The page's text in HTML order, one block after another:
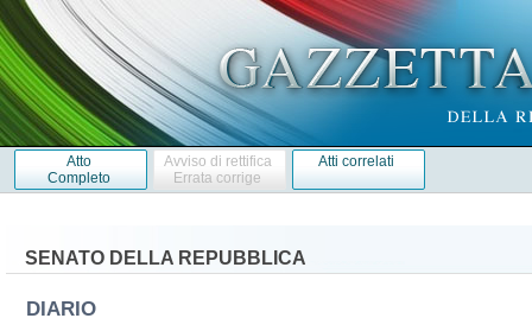
Atto
Completo
Avviso di rettifica
Errata corrige
Atti correlati
SENATO DELLA REPUBBLICA
DIARIO